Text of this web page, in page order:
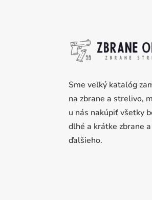
Sme veľký katalóg
na zbrane a strelivo,
u nás nakúpiť všetky
dlhé a krátke zbrane
ďalšieho.